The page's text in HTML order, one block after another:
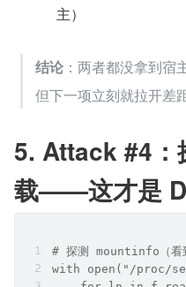
主）
结论 ：两者都没拿到宿
但下一项立刻就拉开差距
5. Attack #4：
载——这才是
# 探测 mountinfo（看到
with open("/proc/